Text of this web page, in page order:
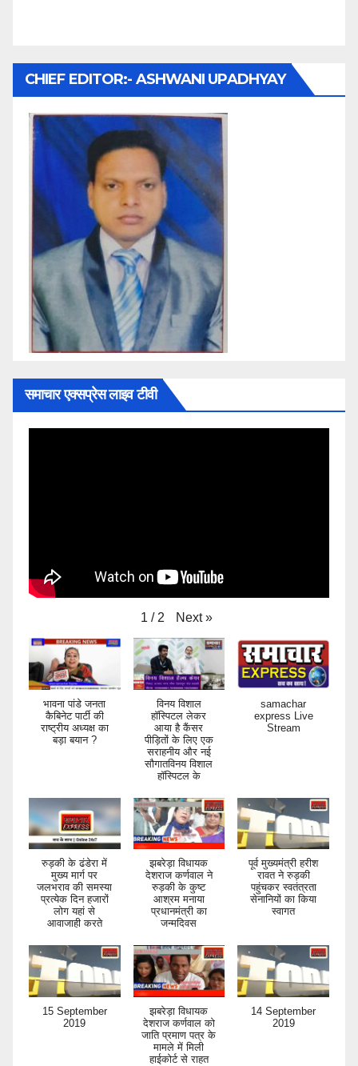
CHIEF EDITOR:- ASHWANI UPADHYAY
समाचार एक्सप्रेस लाइव टीवी
1 / 2 Next »
भावना पांडे जनता
कैबिनेट पार्टी की
राष्ट्रीय अध्यक्ष का
बड़ा बयान ?
विनय विशाल
हॉस्पिटल लेकर
आया है कैंसर
पीड़ितों के लिए एक
सराहनीय और नई
सौगातविनय विशाल
हॉस्पिटल के
samachar
express Live
Stream
रुड़की के ढंडेरा में
मुख्य मार्ग पर
जलभराव की समस्या
प्रत्येक दिन हजारों
लोग यहां से
आवाजाही करते
झबरेड़ा विधायक
देशराज कर्णवाल ने
रुड़की के कुष्ट
आश्रम मनाया
प्रधानमंत्री का
जन्मदिवस
पूर्व मुख्यमंत्री हरीश
रावत ने रुड़की
पहुंचकर स्वतंत्रता
सेनानियों का किया
स्वागत
15 September
2019
झबरेड़ा विधायक
देशराज कर्णवाल को
जाति प्रमाण पत्र के
मामले में मिली
हाईकोर्ट से राहत
14 September
2019